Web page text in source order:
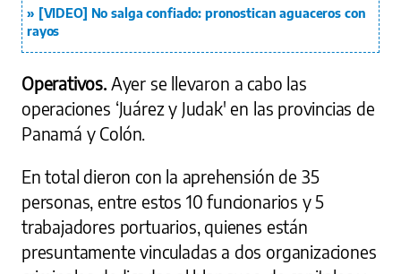
[VIDEO] No salga confiado: pronostican aguaceros con
rayos
Operativos. Ayer se llevaron a cabo las
operaciones ‘Juárez y Judak' en las provincias de
Panamá y Colón.
En total dieron con la aprehensión de 35
personas, entre estos 10 funcionarios y 5
trabajadores portuarios, quienes están
presuntamente vinculadas a dos organizaciones